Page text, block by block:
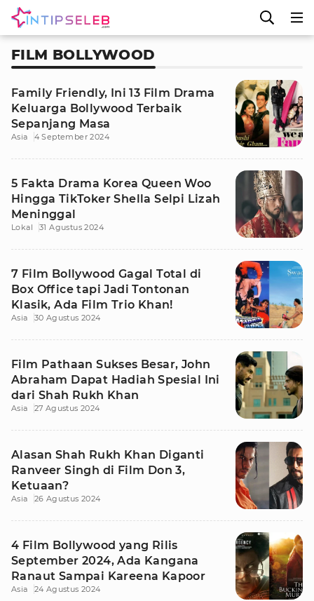
FILM BOLLYWOOD
Family Friendly, Ini 13 Film Drama
Keluarga Bollywood Terbaik
Sepanjang Masa
Asia 4 September 2024
5 Fakta Drama Korea Queen Woo
Hingga TikToker Shella Selpi Lizah
Meninggal
Lokal 31 Agustus 2024
7 Film Bollywood Gagal Total di
Box Office tapi Jadi Tontonan
Klasik, Ada Film Trio Khan!
Asia 30 Agustus 2024
Film Pathaan Sukses Besar, John
Abraham Dapat Hadiah Spesial Ini
dari Shah Rukh Khan
Asia 27 Agustus 2024
Alasan Shah Rukh Khan Diganti
Ranveer Singh di Film Don 3,
Ketuaan?
Asia 26 Agustus 2024
4 Film Bollywood yang Rilis
September 2024, Ada Kangana
Ranaut Sampai Kareena Kapoor
Asia 24 Agustus 2024